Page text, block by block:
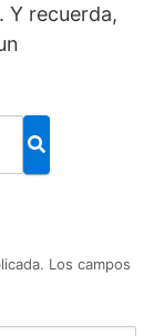
Y recuerda,
Los campos